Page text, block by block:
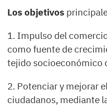
Los objetivos
1. Impulso del
como fuente de
tejido socioeconómico
2. Potenciar y mejorar
ciudadanos, mediante